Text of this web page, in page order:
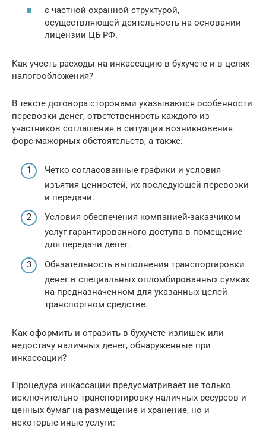
с частной охранной структурой,
осуществляющей деятельность на основании
лицензии ЦБ РФ.
Как учесть расходы на инкассацию в бухучете и в целях
налогообложения?
В тексте договора сторонами указываются особенности
перевозки денег, ответственность каждого из
участников соглашения в ситуации возникновения
форс-мажорных обстоятельств, а также:
Четко согласованные графики и условия
изъятия ценностей, их последующей перевозки
и передачи.
Условия обеспечения компанией-заказчиком
услуг гарантированного доступа в помещение
для передачи денег.
Обязательность выполнения транспортировки
денег в специальных опломбированных сумках
на предназначенном для указанных целей
транспортном средстве.
Как оформить и отразить в бухучете излишек или
недостачу наличных денег, обнаруженные при
инкассации?
Процедура инкассации предусматривает не только
исключительно транспортировку наличных ресурсов и
ценных бумаг на размещение и хранение, но и
некоторые иные услуги: